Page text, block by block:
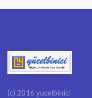
(c) 2016 yucelbinici